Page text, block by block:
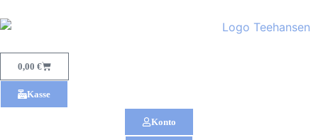
0,00 €
Kasse
Konto